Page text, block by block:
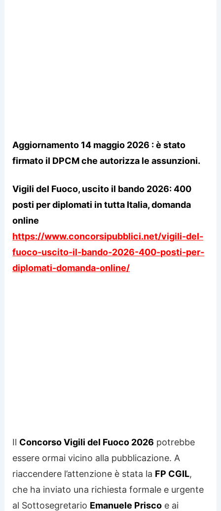
Aggiornamento 14 maggio 2026 : è stato
firmato il DPCM che autorizza le assunzioni.
Vigili del Fuoco, uscito il bando 2026: 400
posti per diplomati in tutta Italia, domanda
online
https://www.concorsipubblici.net/vigili-del-
fuoco-uscito-il-bando-2026-400-posti-per-
diplomati-domanda-online/
Il Concorso Vigili del Fuoco 2026 potrebbe
essere ormai vicino alla pubblicazione. A
riaccendere l’attenzione è stata la FP CGIL,
che ha inviato una richiesta formale e urgente
al Sottosegretario Emanuele Prisco e ai